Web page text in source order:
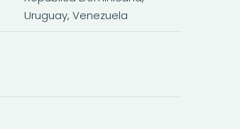
Uruguay, Venezuela